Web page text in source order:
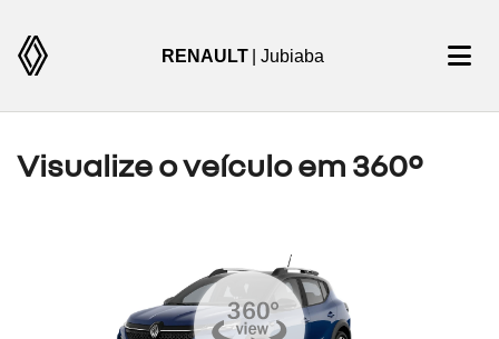
RENAULT | Jubiaba
Visualize o veículo em 360°